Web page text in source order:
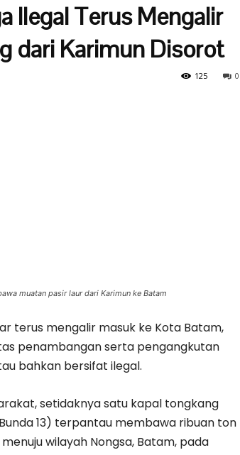
Ilegal Terus Mengalir
dari Karimun Disorot
0
125
muatan pasir laur dari Karimun ke Batam
terus mengalir masuk ke Kota Batam,
penambangan serta pengangkutan
bahkan bersifat ilegal.
setidaknya satu kapal tongkang
13) terpantau membawa ribuan ton
wilayah Nongsa, Batam, pada